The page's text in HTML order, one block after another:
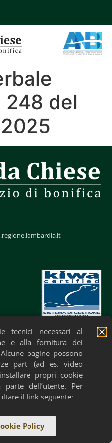
248 del
Policy Accessibilità
tecnici necessari al
e alla fornitura dei
pagine possono
parti (ad es. video
propri cookie
dell’utente. Per
il link seguente:
Policy